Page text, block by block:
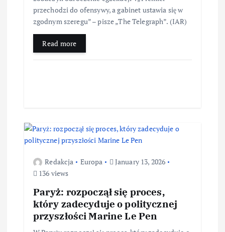
przechodzi do ofensywy, a gabinet ustawia się w
zgodnym szeregu” – pisze „The Telegraph”. (IAR)
Read more
Redakcja Europa
January 13, 2026
136 views
Paryż: rozpoczął się proces,
który zadecyduje o politycznej
przyszłości Marine Le Pen